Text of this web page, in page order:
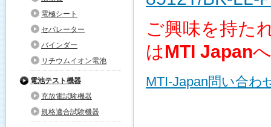
ご興味を持た
はMTI Japan
MTI-Japan問い合わ
電極シート
セパレーター
バインダー
リチウムイオン電池
電池テスト機器
充放電試験機器
規格適合試験機器